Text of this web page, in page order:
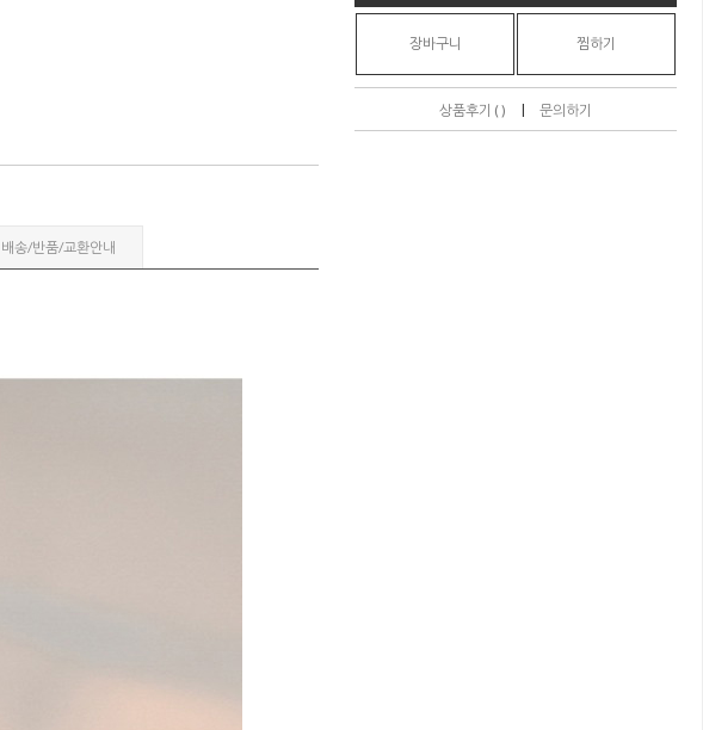
배송/반품/교환안내
장바구니 찜하기
상품후기 ( ) | 문의하기